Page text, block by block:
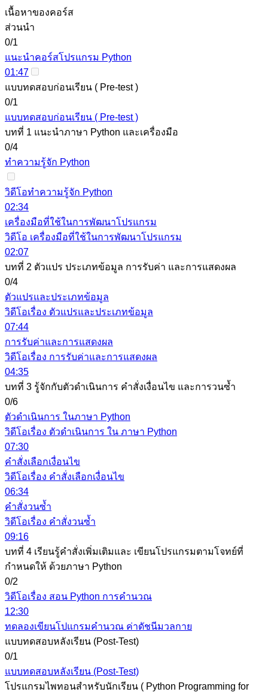
เนื้อหาของคอร์ส
ส่วนนำ
0/1
แนะนำคอร์สโปรแกรม Python
01:47
แบบทดสอบก่อนเรียน ( Pre-test )
0/1
แบบทดสอบก่อนเรียน ( Pre-test )
บทที่ 1 แนะนำภาษา Python และเครื่องมือ
0/4
ทำความรู้จัก Python
วิดีโอทำความรู้จัก Python
02:34
เครื่องมือที่ใช้ในการพัฒนาโปรแกรม
วิดีโอ เครื่องมือที่ใช้ในการพัฒนาโปรแกรม
02:07
บทที่ 2 ตัวแปร ประเภทข้อมูล การรับค่า และการแสดงผล
0/4
ตัวแปรและประเภทข้อมูล
วิดีโอเรื่อง ตัวแปรและประเภทข้อมูล
07:44
การรับค่าและการแสดงผล
วิดีโอเรื่อง การรับค่าและการแสดงผล
04:35
บทที่ 3 รู้จักกับตัวดำเนินการ คำสั่งเงื่อนไข และการวนซ้ำ
0/6
ตัวดำเนินการ ในภาษา Python
วิดีโอเรื่อง ตัวดำเนินการ ใน ภาษา Python
07:30
คำสั่งเลือกเงื่อนไข
วิดีโอเรื่อง คำสั่งเลือกเงื่อนไข
06:34
คำสั่งวนซ้ำ
วิดีโอเรื่อง คำสั่งวนซ้ำ
09:16
บทที่ 4 เรียนรู้คำสั่งเพิ่มเติมและ เขียนโปรแกรมตามโจทย์ที่
กำหนดให้ ด้วยภาษา Python
0/2
วิดีโอเรื่อง สอน Python การคำนวณ
12:30
ทดลองเขียนโปแกรมคำนวณ ค่าดัชนีมวลกาย
แบบทดสอบหลังเรียน (Post-Test)
0/1
แบบทดสอบหลังเรียน (Post-Test)
โปรแกรมไพทอนสำหรับนักเรียน ( Python Programming for